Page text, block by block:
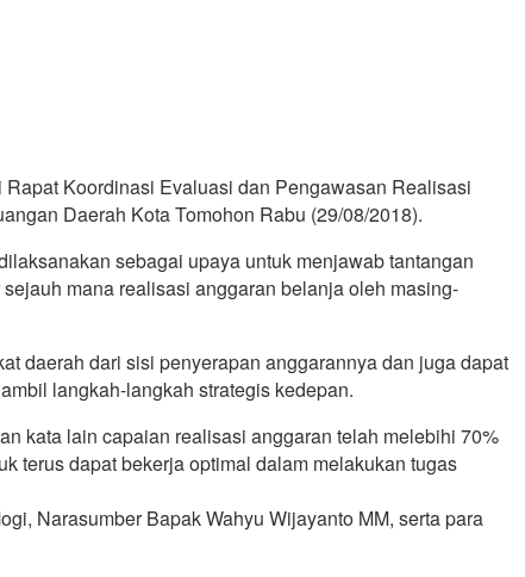
Koordinasi Evaluasi dan Pengawasan Realisasi
Daerah Kota Tomohon Rabu (29/08/2018).
sebagai upaya untuk menjawab tantangan
mana realisasi anggaran belanja oleh masing-
daerah dari sisi penyerapan anggarannya dan juga dapat
langkah-langkah strategis kedepan.
kata lain capaian realisasi anggaran telah melebihi 70%
terus dapat bekerja optimal dalam melakukan tugas
Narasumber Bapak Wahyu Wijayanto MM, serta para